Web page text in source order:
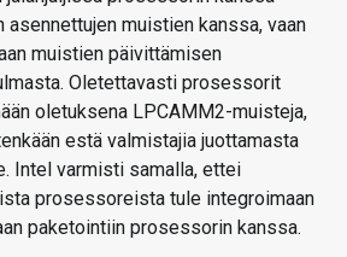
asennettujen muistien kanssa, vaan
muistien päivittämisen
Oletettavasti prosessorit
oletuksena LPCAMM2-muisteja,
estä valmistajia juottamasta
Intel varmisti samalla, ettei
prosessoreista tule integroimaan
paketointiin prosessorin kanssa.